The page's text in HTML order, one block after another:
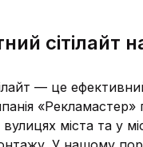
сітілайт
— це
«Рекламастер»
міста та у